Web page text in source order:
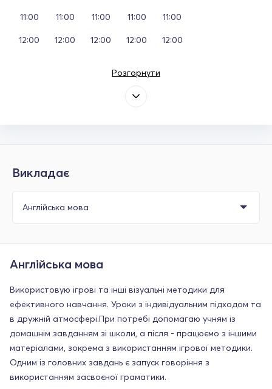
11:00
12:00
11:00
12:00
11:00
12:00
11:00
12:00
11:00
12:00
Розгорнути
Викладає
Англійська мова
Використовую ігрові та інші візуальні методики для
ефективного навчання. Уроки з індивідуальним підходом та
в дружній атмосфері.При потребі допомагаю учням із
домашнім завданням зі школи, а після - працюємо з іншими
матеріалами, зокрема з використанням ігрової методики.
Одним із головних завдань є запуск говоріння з
використанням засвоєної граматики.